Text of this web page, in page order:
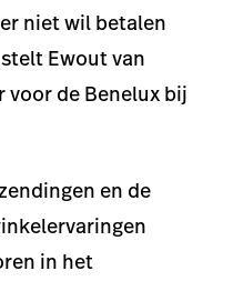
niet wil betalen
Ewout van
voor de Benelux bij
en de
in het